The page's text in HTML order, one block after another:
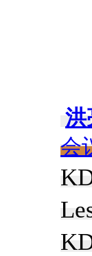
洪
会